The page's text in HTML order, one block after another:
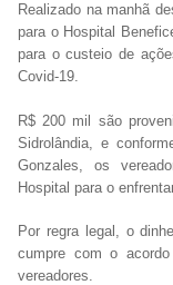
Realizado na manhã
para o Hospital
para o custeio de
Covid-19.
R$ 200 mil são
Sidrolândia, e
Gonzales, os
Hospital para o
Por regra legal, o
cumpre com o
vereadores.